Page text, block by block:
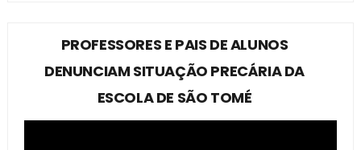
PROFESSORES E PAIS DE ALUNOS
DENUNCIAM SITUAÇÃO PRECÁRIA DA
ESCOLA DE SÃO TOMÉ